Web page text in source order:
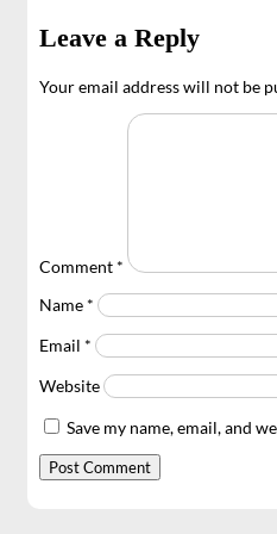
Leave a Reply
Your email address will not be
Comment *
Name *
Email *
Website
Save my name, email, and